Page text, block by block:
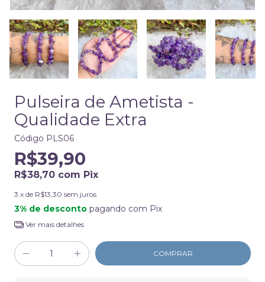
Pulseira de Ametista -
Qualidade Extra
Código PLS06
R$39,90
R$38,70 com Pix
3 x de R$13,30 sem juros
3% de desconto pagando com Pix
Ver mais detalhes